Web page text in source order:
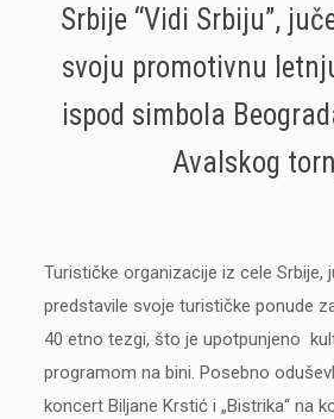
Srbije “Vidi Srbiju”,
svoju promotivnu
ispod simbola
Avalskog
Turističke organizacije iz cele Srbije,
predstavile svoje turističke ponude
40 etno tezgi, što je upotpunjeno
programom na bini. Posebno
koncert Biljane Krstić i „Bistrika“ na